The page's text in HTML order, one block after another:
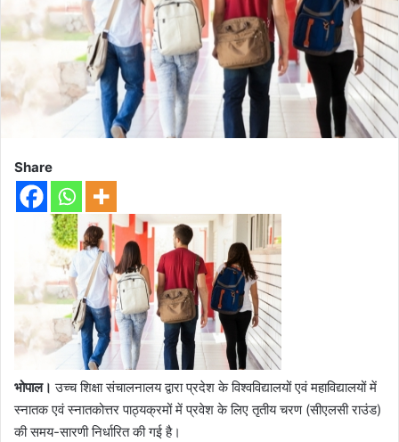
Share
भोपाल। उच्च शिक्षा संचालनालय द्वारा प्रदेश के विश्वविद्यालयों एवं महाविद्यालयों में
स्नातक एवं स्नातकोत्तर पाठ्यक्रमों में प्रवेश के लिए तृतीय चरण (सीएलसी राउंड)
की समय-सारणी निर्धारित की गई है।